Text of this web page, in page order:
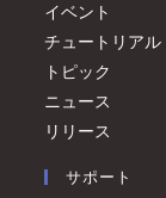
イベント
チュートリアル
トピック
ニュース
リリース
サポート